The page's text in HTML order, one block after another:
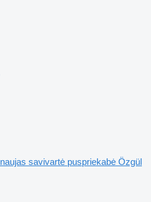
naujas savivartė puspriekabė Özgül